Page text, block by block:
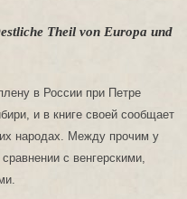
Theil von Europa und
в России при Петре
и в книге своей сообщает
народах. Между прочим у
с венгерскими,